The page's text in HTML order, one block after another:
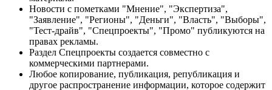
Новости с пометками "Мнение", "Экспертиза",
"Заявление", "Регионы", "Деньги", "Власть", "Выборы",
"Тест-драйв", "Спецпроекты", "Промо" публикуются на
правах рекламы.
Раздел Спецпроекты создается совместно с
коммерческими партнерами.
Любое копирование, публикация, републикация и
другое распространение информации, которое содержит